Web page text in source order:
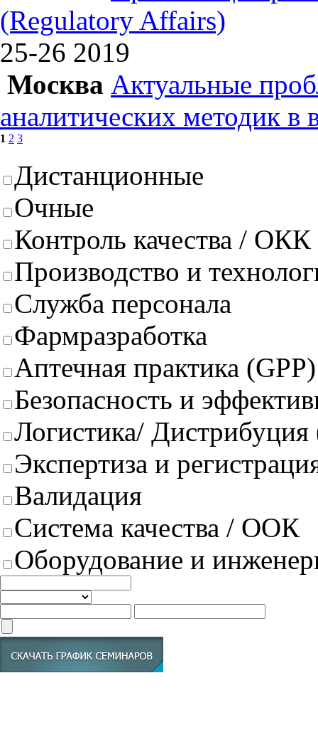
(Regulatory Affairs)
25-26 2019
Москва Актуальные
аналитических методик в
1 2 3
Дистанционные
Очные
Контроль качества / ОКК
Производство и
Служба персонала
Фармразработка
Аптечная практика (GPP)
Безопасность и
Логистика/
Экспертиза и
Валидация
Система качества / ООК
Оборудование и